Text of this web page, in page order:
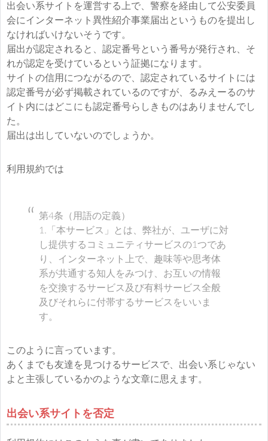
出会い系サイトを運営する上で、警察を経由して公安委員
会にインターネット異性紹介事業届出というものを提出し
なければいけないそうです。
届出が認定されると、認定番号という番号が発行され、そ
れが認定を受けているという証拠になります。
サイトの信用につながるので、認定されているサイトには
認定番号が必ず掲載されているのですが、るみえーるのサ
イト内にはどこにも認定番号らしきものはありませんでし
た。
届出は出していないのでしょうか。
利用規約では
第4条（用語の定義）
1.「本サービス」とは、弊社が、ユーザに対
し提供するコミュニティサービスの1つであ
り、インターネット上で、趣味等や思考体
系が共通する知人をみつけ、お互いの情報
を交換するサービス及び有料サービス全般
及びそれらに付帯するサービスをいいま
す。
このように言っています。
あくまでも友達を見つけるサービスで、出会い系じゃない
よと主張しているかのような文章に思えます。
出会い系サイトを否定